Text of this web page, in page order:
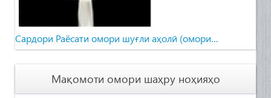
Cардори Раёсати омори шуғли аҳолӣ (омори…
Мақомоти омори шаҳру ноҳияҳо